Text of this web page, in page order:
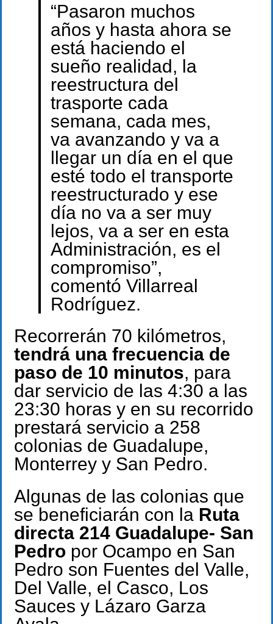
“Pasaron muchos
años y hasta ahora se
está haciendo el
sueño realidad, la
reestructura del
trasporte cada
semana, cada mes,
va avanzando y va a
llegar un día en el que
esté todo el transporte
reestructurado y ese
día no va a ser muy
lejos, va a ser en esta
Administración, es el
compromiso”,
comentó Villarreal
Rodríguez.
Recorrerán 70 kilómetros,
tendrá una frecuencia de
paso de 10 minutos, para
dar servicio de las 4:30 a las
23:30 horas y en su recorrido
prestará servicio a 258
colonias de Guadalupe,
Monterrey y San Pedro.
Algunas de las colonias que
se beneficiarán con la Ruta
directa 214 Guadalupe- San
Pedro por Ocampo en San
Pedro son Fuentes del Valle,
Del Valle, el Casco, Los
Sauces y Lázaro Garza